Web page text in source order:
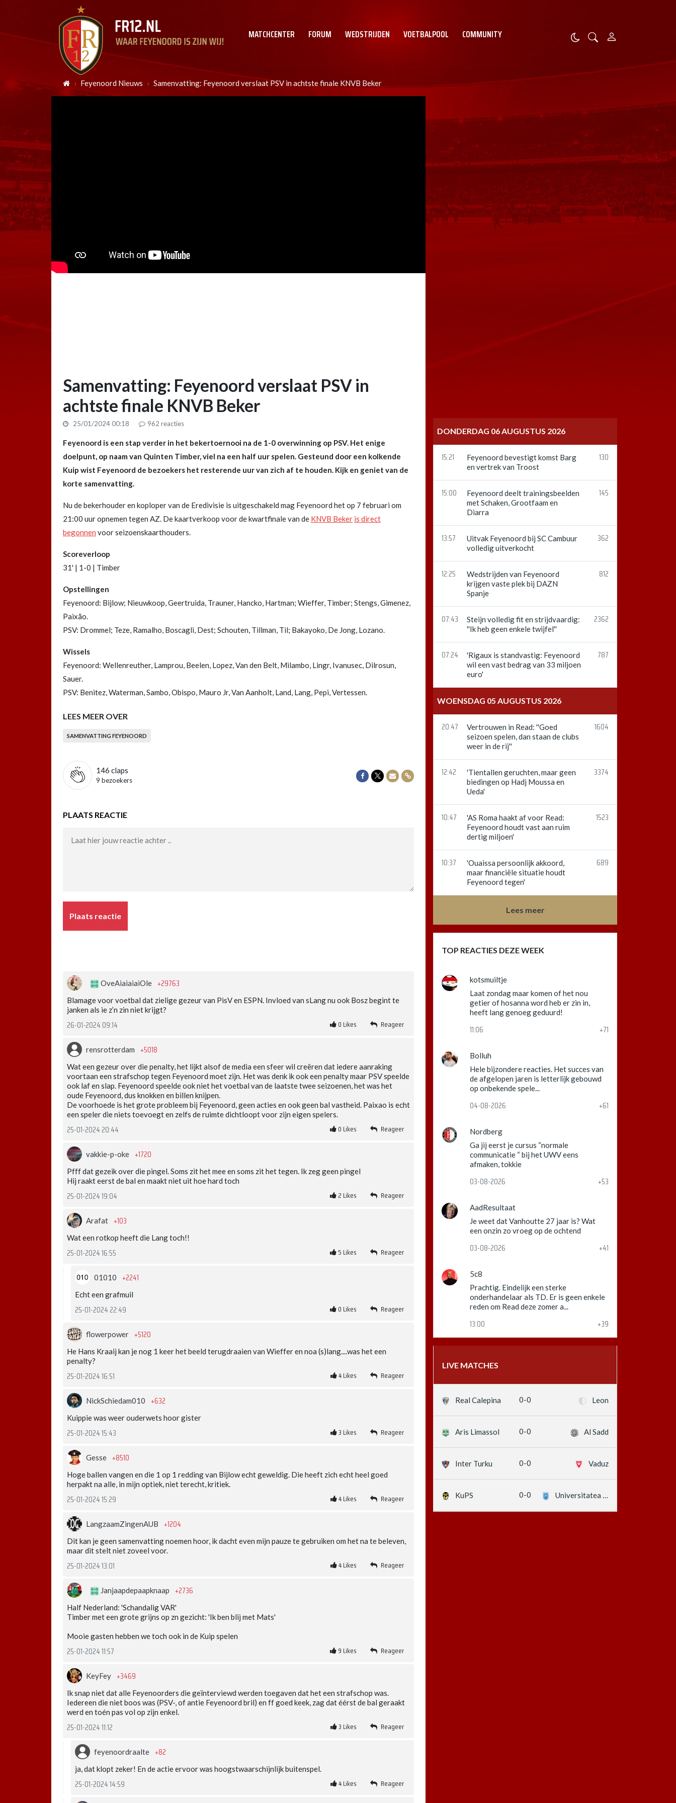
MATCHCENTER FORUM WEDSTRIJDEN VOETBALPOOL COMMUNITY
Feyenoord Nieuws Samenvatting: Feyenoord verslaat PSV in achtste finale KNVB Beker
Samenvatting: Feyenoord verslaat PSV in
achtste finale KNVB Beker
25/01/2024 00:18 962 reacties
Feyenoord is een stap verder in het bekertoernooi na de 1-0 overwinning op PSV. Het enige
doelpunt, op naam van Quinten Timber, viel na een half uur spelen. Gesteund door een kolkende
Kuip wist Feyenoord de bezoekers het resterende uur van zich af te houden. Kijk en geniet van de
korte samenvatting.
Nu de bekerhouder en koploper van de Eredivisie is uitgeschakeld mag Feyenoord het op 7 februari om
21:00 uur opnemen tegen AZ. De kaartverkoop voor de kwartfinale van de KNVB Beker is direct
begonnen voor seizoenskaarthouders.
Scoreverloop
31' | 1-0 | Timber
Opstellingen
Feyenoord: Bijlow; Nieuwkoop, Geertruida, Trauner, Hancko, Hartman; Wieffer, Timber; Stengs, Gimenez,
Paixão.
PSV: Drommel; Teze, Ramalho, Boscagli, Dest; Schouten, Tillman, Til; Bakayoko, De Jong, Lozano.
Wissels
Feyenoord: Wellenreuther, Lamprou, Beelen, Lopez, Van den Belt, Milambo, Lingr, Ivanusec, Dilrosun,
Sauer.
PSV: Benitez, Waterman, Sambo, Obispo, Mauro Jr, Van Aanholt, Land, Lang, Pepi, Vertessen.
LEES MEER OVER
SAMENVATTING FEYENOORD
146 claps
9 bezoekers
Delen op Facebook
Delen op Twitter
Delen via Mail
Delen via link
PLAATS REACTIE
Plaats reactie
OveAiaiaiaiOle +29763
Blamage voor voetbal dat zielige gezeur van PisV en ESPN. Invloed van sLang nu ook Bosz begint te
janken als ie z’n zin niet krijgt?
26-01-2024 09:14 0 Likes Reageer
rensrotterdam +5018
Wat een gezeur over die penalty, het lijkt alsof de media een sfeer wil creëren dat iedere aanraking
voortaan een strafschop tegen Feyenoord moet zijn. Het was denk ik ook een penalty maar PSV speelde
ook laf en slap. Feyenoord speelde ook niet het voetbal van de laatste twee seizoenen, het was het
oude Feyenoord, dus knokken en billen knijpen.
De voorhoede is het grote probleem bij Feyenoord, geen acties en ook geen bal vastheid. Paixao is echt
een speler die niets toevoegt en zelfs de ruimte dichtloopt voor zijn eigen spelers.
25-01-2024 20:44 0 Likes Reageer
vakkie-p-oke +1720
Pfff dat gezeik over die pingel. Soms zit het mee en soms zit het tegen. Ik zeg geen pingel
Hij raakt eerst de bal en maakt niet uit hoe hard toch
25-01-2024 19:04 2 Likes Reageer
Arafat +103
Wat een rotkop heeft die Lang toch!!
25-01-2024 16:55 5 Likes Reageer
01010 +2241
Echt een grafmuil
25-01-2024 22:49 0 Likes Reageer
flowerpower +5120
He Hans Kraaij kan je nog 1 keer het beeld terugdraaien van Wieffer en noa (s)lang....was het een
penalty?
25-01-2024 16:51 4Likes Reageer
NickSchiedam010 +632
Kuippie was weer ouderwets hoor gister
25-01-2024 15:43 3 Likes Reageer
Gesse +8510
Hoge ballen vangen en die 1 op 1 redding van Bijlow echt geweldig. Die heeft zich echt heel goed
herpakt na alle, in mijn optiek, niet terecht, kritiek.
25-01-2024 15:29 4Likes Reageer
LangzaamZingenAUB +1204
Dit kan je geen samenvatting noemen hoor, ik dacht even mijn pauze te gebruiken om het na te beleven,
maar dit stelt niet zoveel voor.
25-01-2024 13:01 4Likes Reageer
Janjaapdepaapknaap +2736
Half Nederland: 'Schandalig VAR'
Timber met een grote grijns op zn gezicht: 'Ik ben blij met Mats'
Mooie gasten hebben we toch ook in de Kuip spelen
25-01-2024 11:57 9 Likes Reageer
KeyFey +3469
Ik snap niet dat alle Feyenoorders die geïnterviewd werden toegaven dat het een strafschop was.
Iedereen die niet boos was (PSV-, of antie Feyenoord bril) en ff goed keek, zag dat éérst de bal geraakt
werd en toén pas vol op zijn enkel.
25-01-2024 11:12 3 Likes Reageer
feyenoordraalte +82
ja, dat klopt zeker! En de actie ervoor was hoogstwaarschijnlijk buitenspel.
25-01-2024 14:59 4Likes Reageer
DONDERDAG 06 AUGUSTUS 2026
15:21
Feyenoord bevestigt komst Barg
en vertrek van Troost
130
15:00
Feyenoord deelt trainingsbeelden
met Schaken, Grootfaam en
Diarra
145
13:57
Uitvak Feyenoord bij SC Cambuur
volledig uitverkocht
362
12:25
Wedstrijden van Feyenoord
krijgen vaste plek bij DAZN
Spanje
812
07:43
Steijn volledig fit en strijdvaardig:
''Ik heb geen enkele twijfel''
2362
07:24
'Rigaux is standvastig: Feyenoord
wil een vast bedrag van 33 miljoen
euro'
787
WOENSDAG 05 AUGUSTUS 2026
20:47
Vertrouwen in Read: ''Goed
seizoen spelen, dan staan de clubs
weer in de rij''
1604
12:42
'Tientallen geruchten, maar geen
biedingen op Hadj Moussa en
Ueda'
3374
10:47
'AS Roma haakt af voor Read:
Feyenoord houdt vast aan ruim
dertig miljoen'
1523
10:37
'Ouaissa persoonlijk akkoord,
maar financiële situatie houdt
Feyenoord tegen'
689
Lees meer
TOP REACTIES DEZE WEEK
kotsmuiltje
Laat zondag maar komen of het nou
getier of hosanna word heb er zin in,
heeft lang genoeg geduurd!
11:06 +71
Bolluh
Hele bijzondere reacties. Het succes van
de afgelopen jaren is letterlijk gebouwd
op onbekende spele...
04-08-2026 +61
Nordberg
Ga jij eerst je cursus “normale
communicatie “ bij het UWV eens
afmaken, tokkie
03-08-2026 +53
AadResultaat
Je weet dat Vanhoutte 27 jaar is? Wat
een onzin zo vroeg op de ochtend
03-08-2026 +41
5c8
Prachtig. Eindelijk een sterke
onderhandelaar als TD. Er is geen enkele
reden om Read deze zomer a...
13:00 +39
LIVE MATCHES
Real Calepina 0-0 Leon
Aris Limassol 0-0 Al Sadd
Inter Turku 0-0 Vaduz
KuPS 0-0 Universitatea Craiova